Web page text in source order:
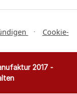
·
Cookie-
2017 -